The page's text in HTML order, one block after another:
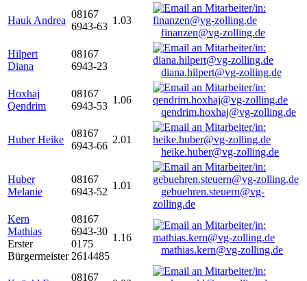
Hauk Andrea
08167
6943-63
1.03
finanzen@vg-zolling.de
Hilpert
Diana
08167
6943-23
diana.hilpert@vg-zolling.de
Hoxhaj
Qendrim
08167
6943-53
1.06
qendrim.hoxhaj@vg-zolling.de
Huber Heike
08167
6943-66
2.01
heike.huber@vg-zolling.de
Huber
Melanie
08167
6943-52
1.01
gebuehren.steuern@vg-
zolling.de
Kern
Mathias
Erster
Bürgermeister
08167
6943-30
0175
2614485
1.16
mathias.kern@vg-zolling.de
08167